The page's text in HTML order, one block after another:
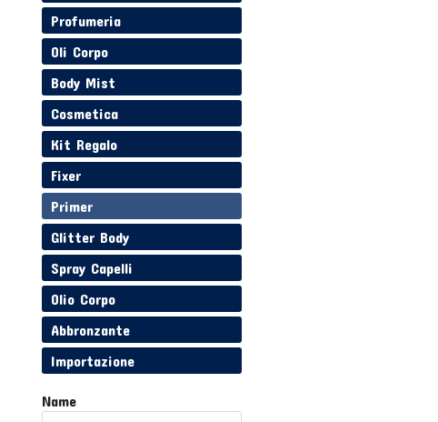
Profumeria
Oli Corpo
Body Mist
Cosmetica
Kit Regalo
Fixer
Primer
Glitter Body
Spray Capelli
Olio Corpo
Abbronzante
Importazione
Name